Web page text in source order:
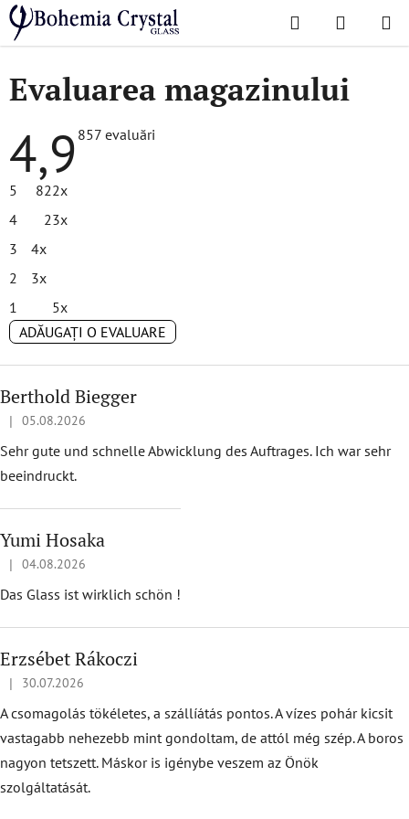
Treci
conținut
Căutare
DE
Acasă
/ Evaluarea magazinului
Evaluarea magazinului
4,9 Evaluarea
857 evaluări
5
822x
4
23x
3
4x
2
3x
1
5x
ADĂUGAŢI O EVALUARE
i
s
t
ă
c
e
n
i
Berthold Biegger
Ratingul magazinului este 5 din 5 stele.
| 05.08.2026
Sehr gute und schnelle Abwicklung des Auftrages. Ich war sehr
beeindruckt.
Yumi Hosaka
Ratingul magazinului este 5 din 5 stele.
| 04.08.2026
Das Glass ist wirklich schön !
Erzsébet Rákoczi
Ratingul magazinului este 5 din 5 stele.
| 30.07.2026
A csomagolás tökéletes, a szállíátás pontos. A vízes pohár kicsit
vastagabb nehezebb mint gondoltam, de attól még szép. A boros
nagyon tetszett. Máskor is igénybe veszem az Önök
szolgáltatását.